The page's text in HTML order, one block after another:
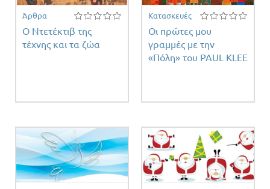
Άρθρα
Ο Ντετέκτιβ της
τέχνης και τα ζώα
Κατασκευές
Οι πρώτες μου
γραμμές με την
«Πόλη» του PAUL KLEE